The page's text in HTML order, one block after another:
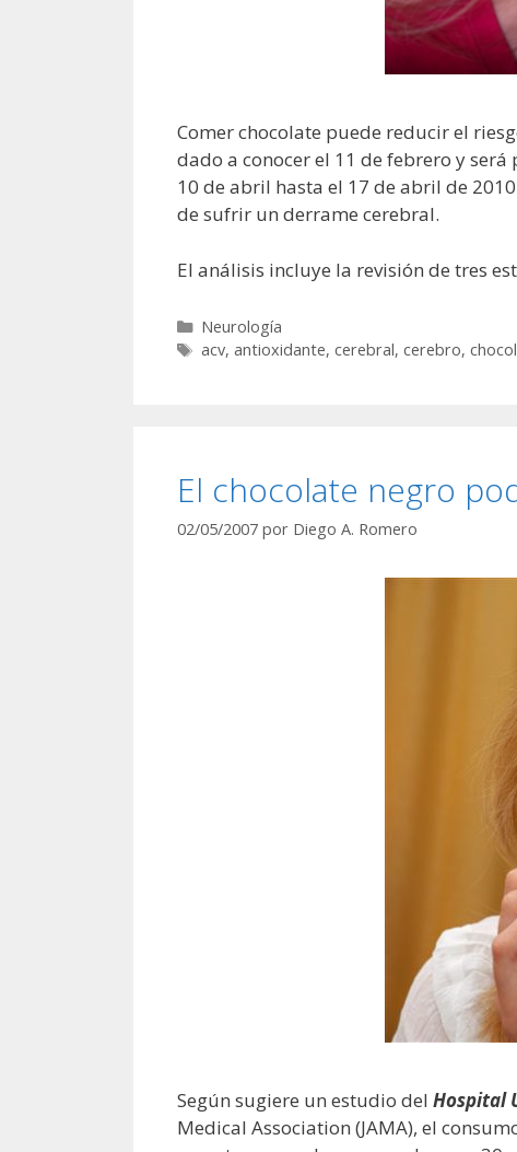
Comer chocolate puede reducir el
dado a conocer el 11 de febrero y
10 de abril hasta el 17 de abril de
de sufrir un derrame cerebral.
El análisis incluye la revisión de tres
Categorías
Neurología
Etiquetas
acv, antioxidante, cerebral, cerebro,
El chocolate negro
02/05/2007 por Diego A. Romero
Según sugiere un estudio del Hospital
Medical Association (JAMA), el